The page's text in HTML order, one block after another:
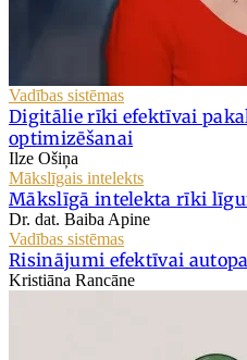
Vadības sistēmas
Digitālie rīki efektīvai
optimizēšanai
Ilze Ošiņa
Mākslīgais intelekts
Mākslīgā intelekta rīki
Dr. dat. Baiba Apine
Vadības sistēmas
Risinājumi efektīvai
Kristiāna Rancāne